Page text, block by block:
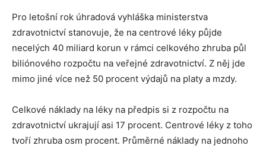
Pro letošní rok úhradová vyhláška ministerstva
zdravotnictví stanovuje, že na centrové léky půjde
necelých 40 miliard korun v rámci celkového zhruba půl
biliónového rozpočtu na veřejné zdravotnictví. Z něj jde
mimo jiné více než 50 procent výdajů na platy a mzdy.
Celkové náklady na léky na předpis si z rozpočtu na
zdravotnictví ukrajují asi 17 procent. Centrové léky z toho
tvoří zhruba osm procent. Průměrné náklady na jednoho